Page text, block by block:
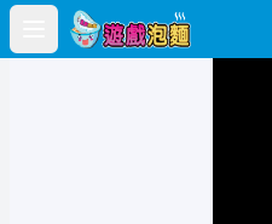
Open main menu